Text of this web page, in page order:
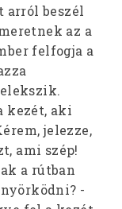
arról beszél
az a
felfogja a
kezét, aki
jelezze,
ami szép!
a rútban
-